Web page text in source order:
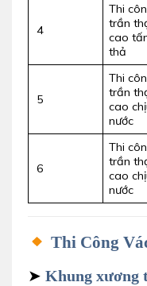
4
Thi
trần
cao
thả
5
Thi
trần
cao
nước
6
Thi
trần
cao
nước
Thi Công
➤ Khung xương